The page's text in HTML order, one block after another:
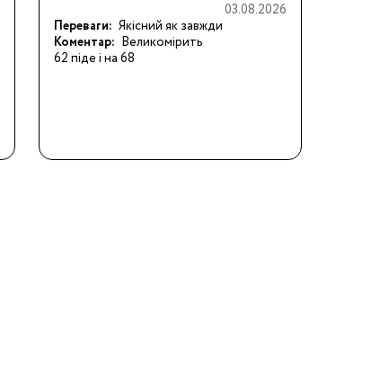
03.08.2026
Переваги: Якісний як завжди
Коментар: Великомірить
62 піде і на 68